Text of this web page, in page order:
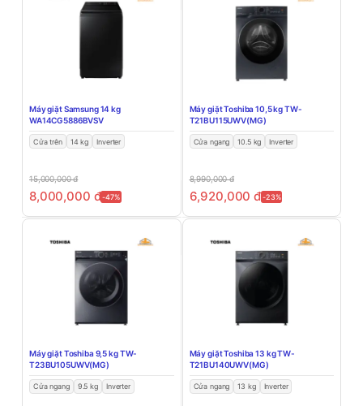
Máy giặt Samsung 14 kg
WA14CG5886BVSV
Cửa trên 14 kg Inverter
15,000,000đ
8,000,000 đ-47%
Máy giặt Toshiba 10,5 kg TW-
T21BU115UWV(MG)
Cửa ngang 10.5 kg Inverter
8,990,000đ
6,920,000đ-23%
Máy giặt Toshiba 9,5 kg TW-
T23BU105UWV(MG)
Cửa ngang 9.5 kg Inverter
Máy giặt Toshiba 13 kg TW-
T21BU140UWV(MG)
Cửa ngang 13 kg Inverter